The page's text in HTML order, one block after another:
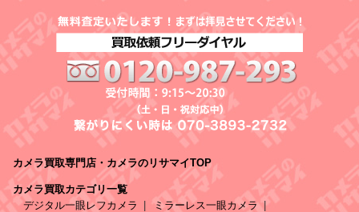
カメラ買取専門店・カメラのリサマイTOP
カメラ買取カテゴリ一覧
デジタル一眼レフカメラ
ミラーレス一眼カメラ